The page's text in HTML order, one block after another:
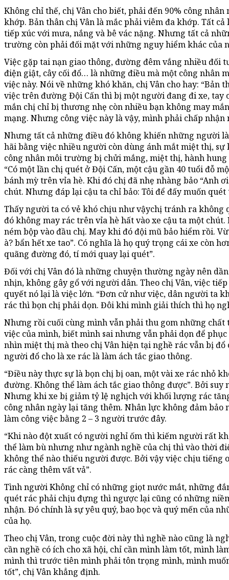
Không chỉ thế, chị Vân cho biết, phải đến 90% công
khớp. Bản thân chị Vân là mắc phải viêm đa khớp. Tất
tiếp xúc với mưa, nắng và bê vác nặng. Nhưng tất cả
trường còn phải đối mặt với những nguy hiểm khác của
Việc gặp tai nạn giao thông, đường đêm vắng nhiều đối
điện giật, cây cối đổ… là những điều mà một công nhân
việc này. Nói về những khó khăn, chị Vân cho hay: “Bản
việc trên đường Đội Cấn thì bị một người đang đi xe, tay
mắn chị chỉ bị thương nhẹ còn nhiều bạn không may
mạng. Nhưng công việc này là vậy, mình phải chấp
Nhưng tất cả những điều đó không khiến những người
hãi bằng việc nhiều người còn dùng ánh mắt miệt thị,
công nhân môi trường bị chửi mắng, miệt thị, hành
“Có một lần chị quét ở Đội Cấn, một cậu gần 40 tuổi đỗ
bánh mỳ trên vỉa hè. Khi đó chị đã nhẹ nhàng bảo “Anh
chút. Nhưng đáp lại cậu ta chỉ bảo: Tôi để đấy muốn
Thấy người ta có vẻ khó chịu như vậychị tránh ra không
đó không may rác trên vỉa hè hất vào xe cậu ta một
ném bộp vào đầu chị. May khi đó đội mũ bảo hiểm rồi.
à? bẩn hết xe tao”. Có nghĩa là họ quý trọng cái xe còn
quãng đường đó, tí mới quay lại quét”.
Đối với chị Vân đó là những chuyện thường ngày nên
nhịn, không gây gổ với người dân. Theo chị Vân, việc
quyết nó lại là việc lớn. “Đơn cử như việc, dân người ta
rác thì bọn chị phải dọn. Đôi khi mình giải thích thì họ
Nhưng rồi cuối cùng mình vẫn phải thu gom những
việc của mình, biết mình sai nhưng vẫn phải dọn để
nhìn miệt thị mà theo chị Vân hiện tại nghề rác vẫn bị
người đổ cho là xe rác là làm ách tắc giao thông.
“Điều này thực sự là bọn chị bị oan, một vài xe rác nhỏ
đường. Không thể làm ách tắc giao thông được”. Bởi
Nhưng khi xe bị giảm tỷ lệ nghịch với khối lượng rác
công nhân ngày lại tăng thêm. Nhân lực không đảm
làm công việc bằng 2 – 3 người trước đây.
“Khi nào đột xuất có người nghỉ ốm thì kiếm người rất
thể làm bù nhưng như ngành nghề của chị thì vào thời
không thể nào thiếu người được. Bởi vậy việc chịu tiếng
rác càng thêm vất vả”.
Tình người Không chỉ có những giọt nước mắt, những
quét rác phải chịu đựng thì ngược lại cũng có những
nhận. Đó chính là sự yêu quý, bao bọc và quý mến của
của họ.
Theo chị Vân, trong cuộc đời này thì nghề nào cũng là
cần nghề có ích cho xã hội, chỉ cần mình làm tốt, mình
mình thì trước tiên mình phải tôn trọng mình, mình
tốt”, chị Vân khẳng định.